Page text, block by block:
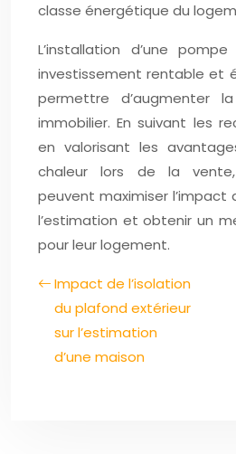
classe énergétique du
L’installation d’une
investissement rentable et
permettre d’augmenter
immobilier. En suivant les
en valorisant les
chaleur lors de la
peuvent maximiser l’impact
l’estimation et obtenir un
pour leur logement.
Impact de l’isolation
du plafond extérieur
sur l’estimation
d’une maison